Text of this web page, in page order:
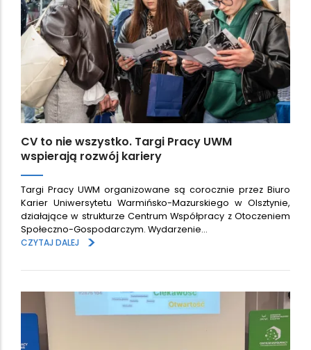
CV to nie wszystko. Targi Pracy UWM
wspierają rozwój kariery
Targi Pracy UWM organizowane są corocznie przez Biuro
Karier Uniwersytetu Warmińsko-Mazurskiego w Olsztynie,
działające w strukturze Centrum Współpracy z Otoczeniem
Społeczno-Gospodarczym. Wydarzenie…
CZYTAJ DALEJ
>